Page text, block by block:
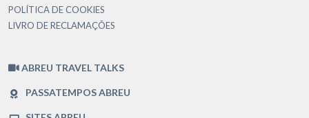
POLÍTICA DE COOKIES
LIVRO DE RECLAMAÇÕES
ABREU TRAVEL TALKS
PASSATEMPOS ABREU